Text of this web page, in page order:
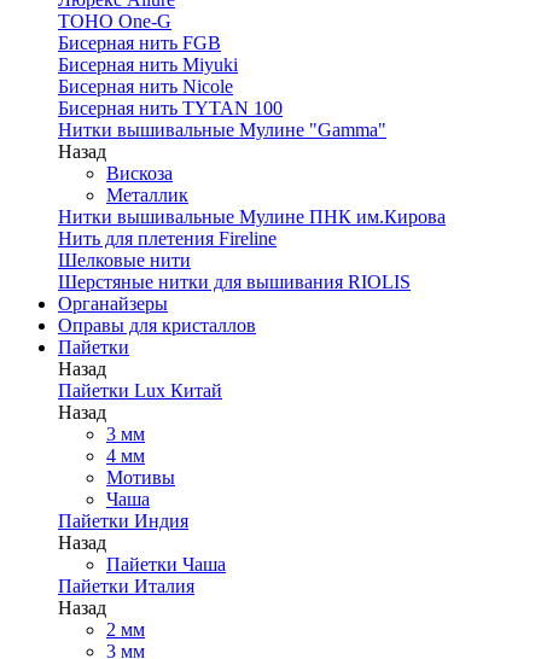
TOHO One-G
Бисерная нить FGB
Бисерная нить Miyuki
Бисерная нить Nicole
Бисерная нить TYTAN 100
Нитки вышивальные Мулине "Gamma"
Назад
Вискоза
Металлик
Нитки вышивальные Мулине ПНК им.Кирова
Нить для плетения Fireline
Шелковые нити
Шерстяные нитки для вышивания RIOLIS
Органайзеры
Оправы для кристаллов
Пайетки
Назад
Пайетки Lux Китай
Назад
3 мм
4 мм
Мотивы
Чаша
Пайетки Индия
Назад
Пайетки Чаша
Пайетки Италия
Назад
2 мм
3 мм